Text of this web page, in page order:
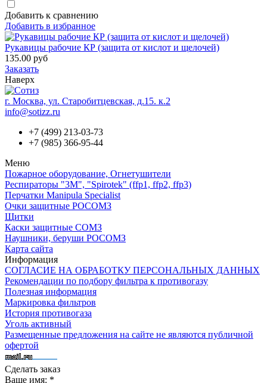
Добавить к сравнению
Добавить в избранное
Рукавицы рабочие КР (защита от кислот и щелочей)
135.00 руб
Заказать
Наверх
г. Москва, ул. Старобитцевская, д.15. к.2
info@sotizz.ru
+7 (499) 213-03-73
+7 (985) 366-95-44
Меню
Пожарное оборудование, Огнетушители
Респираторы "3М", "Spirotek" (ffp1, ffp2, ffp3)
Перчатки Manipula Specialist
Очки защитные РОСОМЗ
Щитки
Каски защитные СОМЗ
Наушники, беруши РОСОМЗ
Карта сайта
Информация
СОГЛАСИЕ НА ОБРАБОТКУ ПЕРСОНАЛЬНЫХ ДАННЫХ
Рекомендации по подбору фильтра к противогазу
Полезная информация
Маркировка фильтров
История противогаза
Уголь активный
Размещенные предложения на сайте не являются публичной
офертой
Сделать заказ
Ваше имя: *